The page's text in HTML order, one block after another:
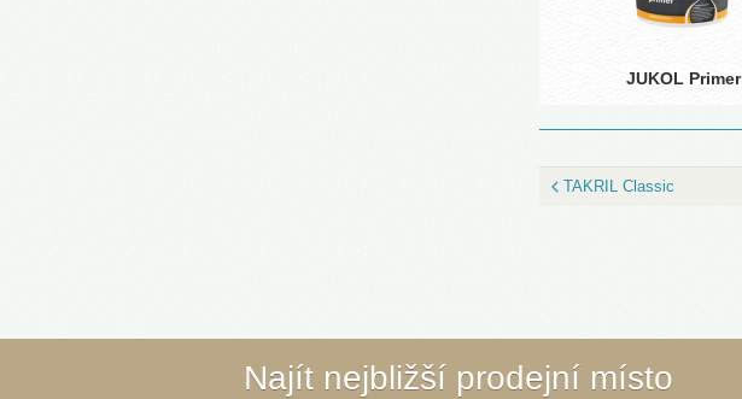
JUKOL Primer
TAKRIL Classic
Najít nejbližší prodejní místo